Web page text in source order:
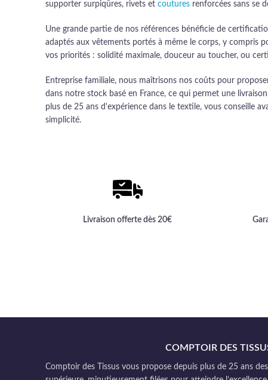
supporter surpiqûres, rivets et coutures renforcées sans se
Une grande partie de nos références bénéficie de
adaptés aux vêtements portés à même le corps, y compris
vos priorités : solidité maximale, douceur au toucher, ou
Entreprise familiale, nous maîtrisons nos coûts pour
dans notre stock basé en France, ce qui permet une
plus de 25 ans d'expérience dans le textile, vous conseille
simplicité.
Livraison offerte dès 20€
COMPTOIR DES
Comptoir des Tissus vous propose depuis plus de 25 ans